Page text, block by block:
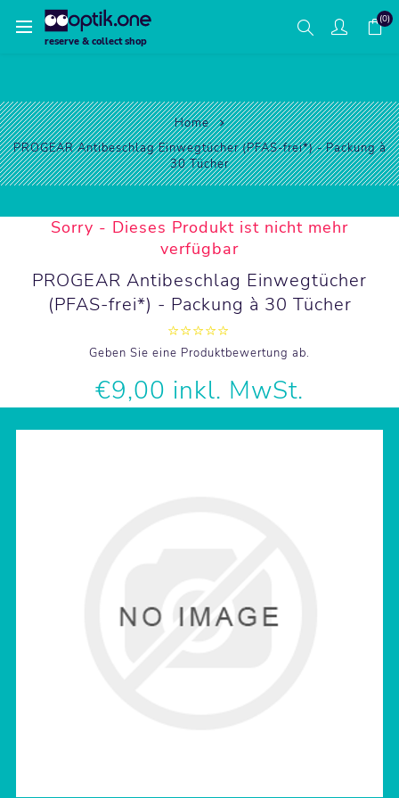
reserve & collect shop
(0)
Home
PROGEAR Antibeschlag Einwegtücher (PFAS-frei*) - Packung à
30 Tücher
Sorry - Dieses Produkt ist nicht mehr
verfügbar
PROGEAR Antibeschlag Einwegtücher
(PFAS-frei*) - Packung à 30 Tücher
Geben Sie eine Produktbewertung ab.
€9,00 inkl. MwSt.